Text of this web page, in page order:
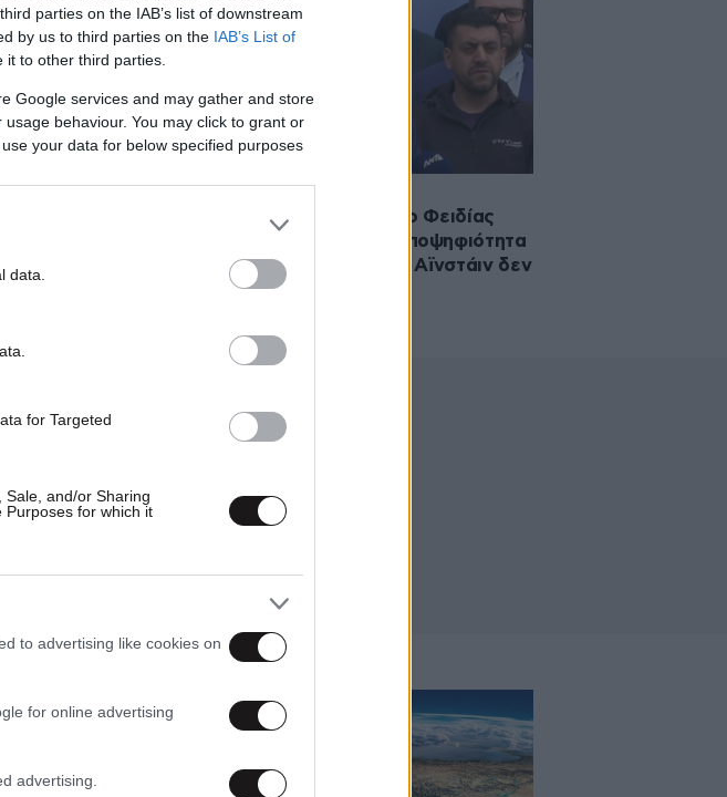
parties on the IAB’s list of downstream
by us to third parties on the IAB’s List of
to other third parties.
Google services and may gather and store
behaviour. You may click to grant or
your data for below specified purposes
data.
for Targeted
Sale, and/or Sharing
Purposes for which it
to advertising like cookies on
for online advertising
advertising.
στη σκηνή
Με φράση του Αϊνστάιν ο Φειδίας
Παναγιώτου κατέθεσε υποψηφιότητα
για τις εκλογές… αλλά ο Αϊνστάιν δεν
την είπε ποτέ